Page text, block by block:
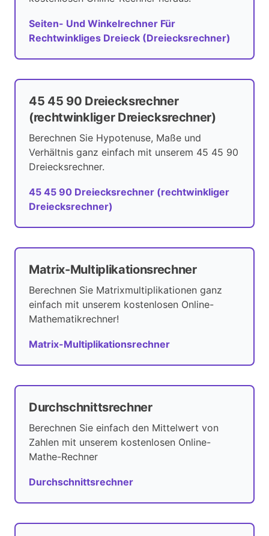
Seiten- Und Winkelrechner Für
Rechtwinkliges Dreieck (Dreiecksrechner)
45 45 90 Dreiecksrechner
(rechtwinkliger Dreiecksrechner)
Berechnen Sie Hypotenuse, Maße und
Verhältnis ganz einfach mit unserem 45 45 90
Dreiecksrechner.
45 45 90 Dreiecksrechner (rechtwinkliger
Dreiecksrechner)
Matrix-Multiplikationsrechner
Berechnen Sie Matrixmultiplikationen ganz
einfach mit unserem kostenlosen Online-
Mathematikrechner!
Matrix-Multiplikationsrechner
Durchschnittsrechner
Berechnen Sie einfach den Mittelwert von
Zahlen mit unserem kostenlosen Online-
Mathe-Rechner
Durchschnittsrechner